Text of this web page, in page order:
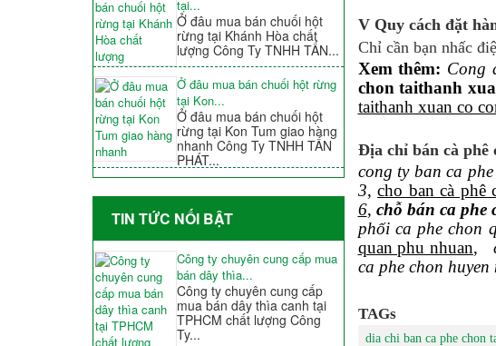
tại...
Ở đâu mua bán chuối hột
rừng tại Khánh Hòa chất
lượng Công Ty TNHH TẤN...
Ở đâu mua bán chuối hột rừng
tại Kon...
Ở đâu mua bán chuối hột
rừng tại Kon Tum giao hàng
nhanh Công Ty TNHH TẤN
PHÁT...
TIN TỨC NỐI BẬT
Công ty chuyên cung cấp mua
bán dây thìa...
Công ty chuyên cung cấp
mua bán dây thìa canh tại
TPHCM chất lượng Công
Ty...
V Quy cách đặt
Chỉ cần bạn nhấc
Xem thêm: Cong
chon taithanh
taithanh xuan co
Địa chỉ bán cà phê
cong ty ban ca
3,cho ban cà phê
6, chỗ bán ca phe
phối ca phe chon
quan phu nhuan,
ca phe chon huyen
TAGs
dia chi ban ca phe chon